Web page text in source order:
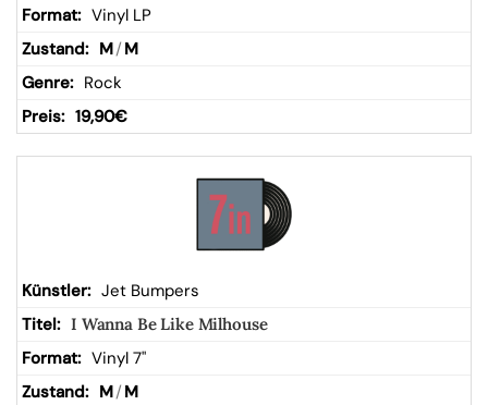
Vinyl LP
M/ M
Rock
19,90€
Jet Bumpers
I Wanna Be Like Milhouse
Vinyl 7"
M/ M